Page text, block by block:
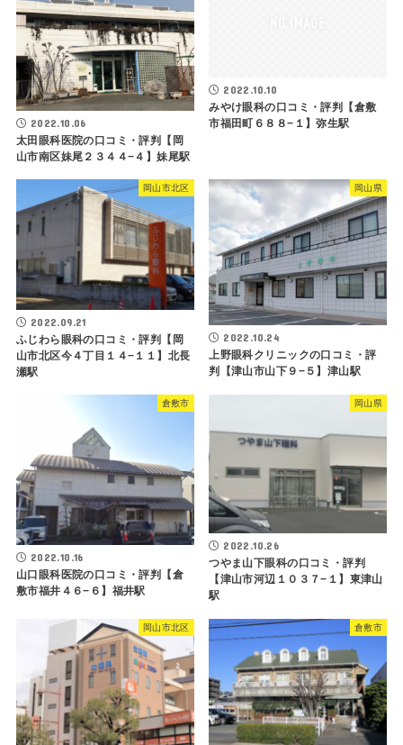
2022.10.06
太田眼科医院の口コミ・評判【岡
山市南区妹尾２３４４−４】妹尾駅
2022.10.10
みやけ眼科の口コミ・評判【倉敷
市福田町６８８−１】弥生駅
岡山市北区
2022.09.21
ふじわら眼科の口コミ・評判【岡
山市北区今４丁目１４−１１】北長
瀬駅
岡山県
2022.10.24
上野眼科クリニックの口コミ・評
判【津山市山下９−５】津山駅
倉敷市
2022.10.16
山口眼科医院の口コミ・評判【倉
敷市福井４６−６】福井駅
岡山県
2022.10.26
つやま山下眼科の口コミ・評判
【津山市河辺１０３７−１】東津山
駅
岡山市北区 倉敷市